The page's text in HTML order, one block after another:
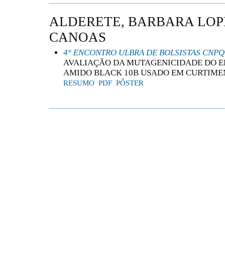
ALDERETE, BARBARA
CANOAS
4° ENCONTRO ULBRA DE BOLSISTAS
AVALIAÇÃO DA MUTAGENICIDADE DO
AMIDO BLACK 10B USADO EM
RESUMO PDF PÔSTER